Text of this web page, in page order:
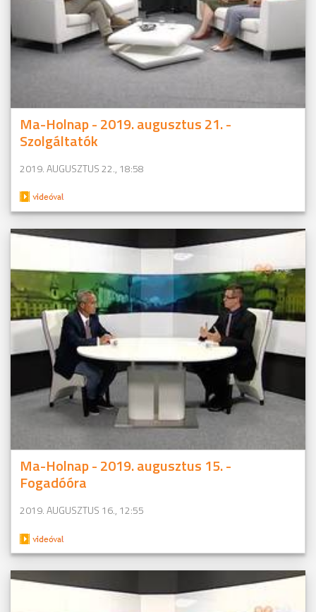
Ma-Holnap - 2019. augusztus 21. -
Szolgáltatók
2019. AUGUSZTUS 22., 18:58
Ma-Holnap - 2019. augusztus 15. -
Fogadóóra
2019. AUGUSZTUS 16., 12:55